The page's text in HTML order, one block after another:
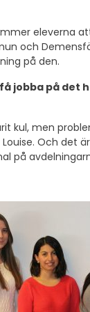
eleverna
och
på den.
jobba på det
kul, men
Louise. Och det
på